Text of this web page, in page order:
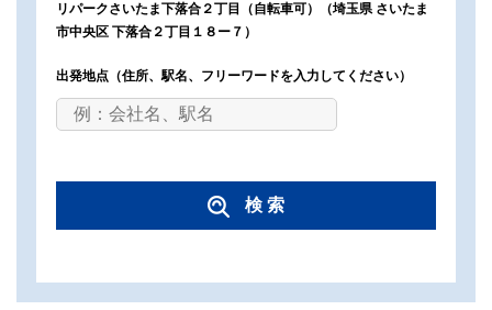
リパークさいたま下落合２丁目（自転車可） （埼玉県 さいたま
市中央区 下落合２丁目１８ー７ ）
出発地点 （住所、駅名、フリーワードを入力してください）
検 索